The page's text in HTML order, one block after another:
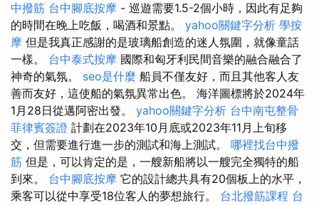
中撥筋 台中腳底按摩 - 巡遊需要1.5-2個小時，因此有足夠
的時間在晚上吃飯，喝酒和景點。 yahoo關鍵字分析 學按
摩 但是我真正感謝的是玻璃船創造的迷人氛圍，就像童話
一樣。 台中泰式按摩 國際和匈牙利民間音樂的融合融合了
神奇的氣氛。 seo是什麼 船員不僅友好，而且其他客人友
善而友好，這使船的氣氛異常出色。 海洋圖標將於2024年
1月28日從邁阿密出發。 yahoo關鍵字分析 台中南屯整骨
菲律賓簽證 計劃在2023年10月底或2023年11月上旬移
交，但需要進行進一步的測試和海上測試。 哪裡找台中撥
筋 但是，可以肯定的是，一艘新船將以一艘完全獨特的船
到來。 台中腳底按摩 它的設計總共具有20個板上的水平，
乘客可以從中享受18位客人的夢想旅行。 台北撥筋課程 台